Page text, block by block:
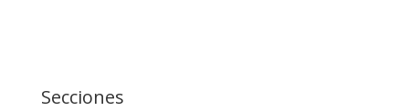
Secciones